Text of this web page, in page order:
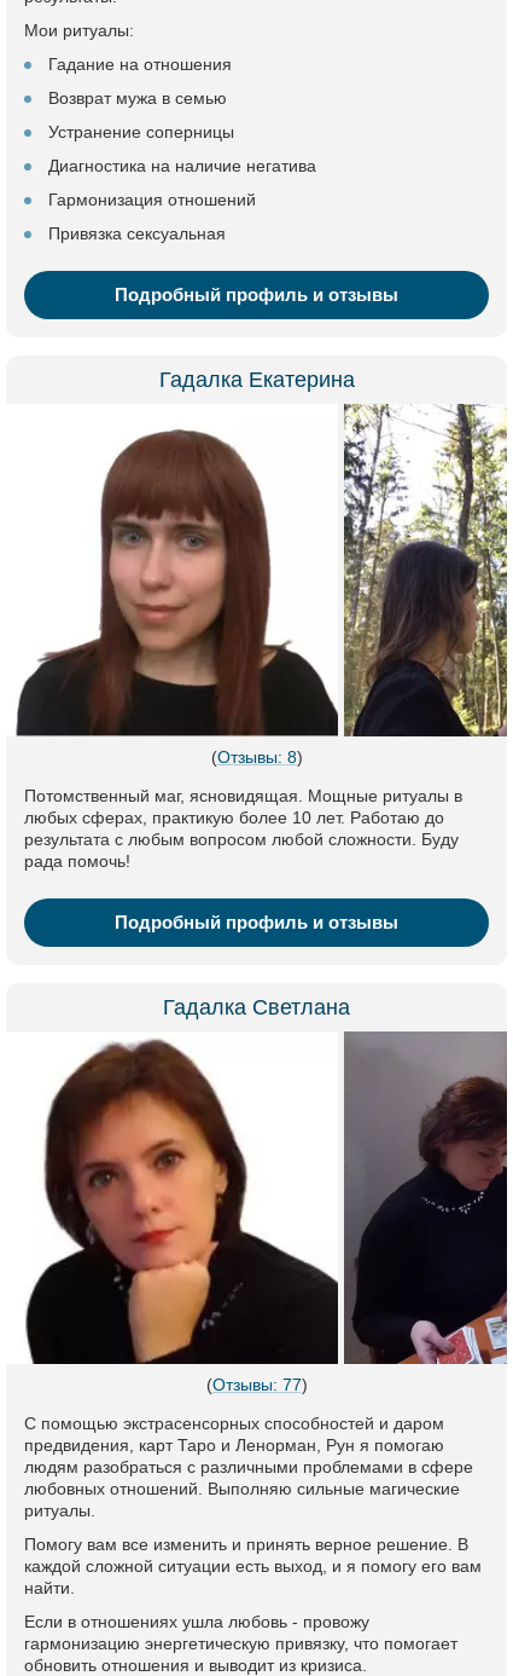
Мои ритуалы:
Гадание на отношения
Возврат мужа в семью
Устранение соперницы
Диагностика на наличие негатива
Гармонизация отношений
Привязка сексуальная
Подробный профиль и отзывы
Гадалка Екатерина
(Отзывы: 8)
Потомственный маг, ясновидящая. Мощные ритуалы в
любых сферах, практикую более 10 лет. Работаю до
результата с любым вопросом любой сложности. Буду
рада помочь!
Подробный профиль и отзывы
Гадалка Светлана
(Отзывы: 77)
С помощью экстрасенсорных способностей и даром
предвидения, карт Таро и Ленорман, Рун я помогаю
людям разобраться с различными проблемами в сфере
любовных отношений. Выполняю сильные магические
ритуалы.
Помогу вам все изменить и принять верное решение. В
каждой сложной ситуации есть выход, и я помогу его вам
найти.
Если в отношениях ушла любовь - провожу
гармонизацию энергетическую привязку, что помогает
обновить отношения и выводит из кризиса.